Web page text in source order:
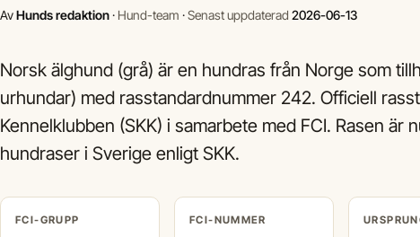
AvHunds redaktion· Hund-team ·Senast uppdaterad 2026-06-13
Norsk älghund (grå) är en hundras från Norge som
urhundar) med rasstandardnummer 242. Officiell
Kennelklubben (SKK) i samarbete med FCI. Rasen är
hundraser i Sverige enligt SKK.
FCI-GRUPP FCI-NUMMER